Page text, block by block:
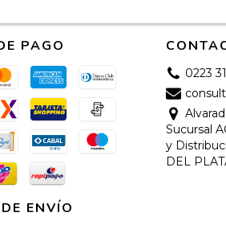
PAGO
ENVÍO
0223
Sucursal
y
DEL